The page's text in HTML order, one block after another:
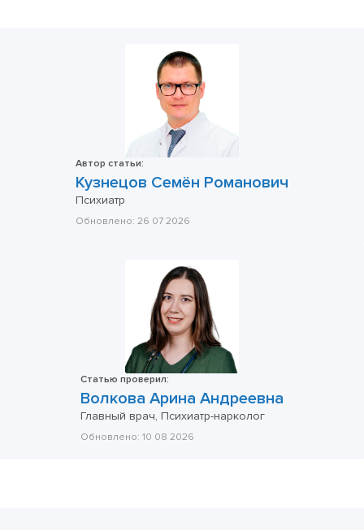
Автор статьи:
Кузнецов Семён Романович
Психиатр
Обновлено: 26 07 2026
Статью проверил:
Волкова Арина Андреевна
Главный врач, Психиатр-нарколог
Обновлено: 10 08 2026